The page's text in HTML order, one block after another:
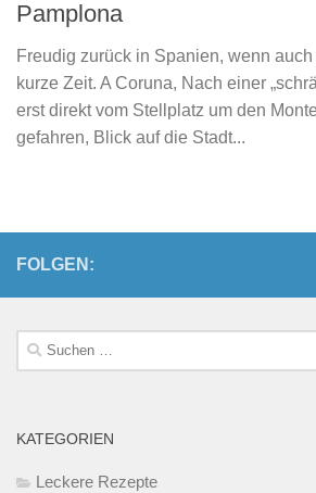
Pamplona
Freudig zurück in Spanien, wenn
kurze Zeit. A Coruna, Nach einer
erst direkt vom Stellplatz um den
gefahren, Blick auf die Stadt...
FOLGEN:
Suchen
nach:
KATEGORIEN
Leckere Rezepte